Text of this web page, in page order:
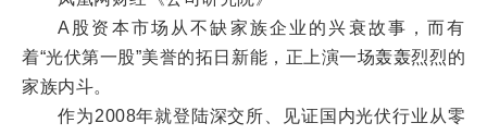
A股资本市场从不缺家族企业的兴衰故事，而有
着“光伏第一股”美誉的拓日新能，正上演一场轰轰烈烈的
家族内斗。
作为2008年就登陆深交所、见证国内光伏行业从零